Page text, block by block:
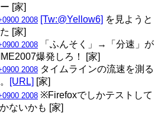
[家]
2008 [Tw:@Yellow6] を見ようと
[家]
2008 「ふんそく」→「分速」が
爆発しろ！ [家]
2008 タイムラインの流速を測る
[URL] [家]
2008 ※Firefoxでしかテストして
ないかも [家]